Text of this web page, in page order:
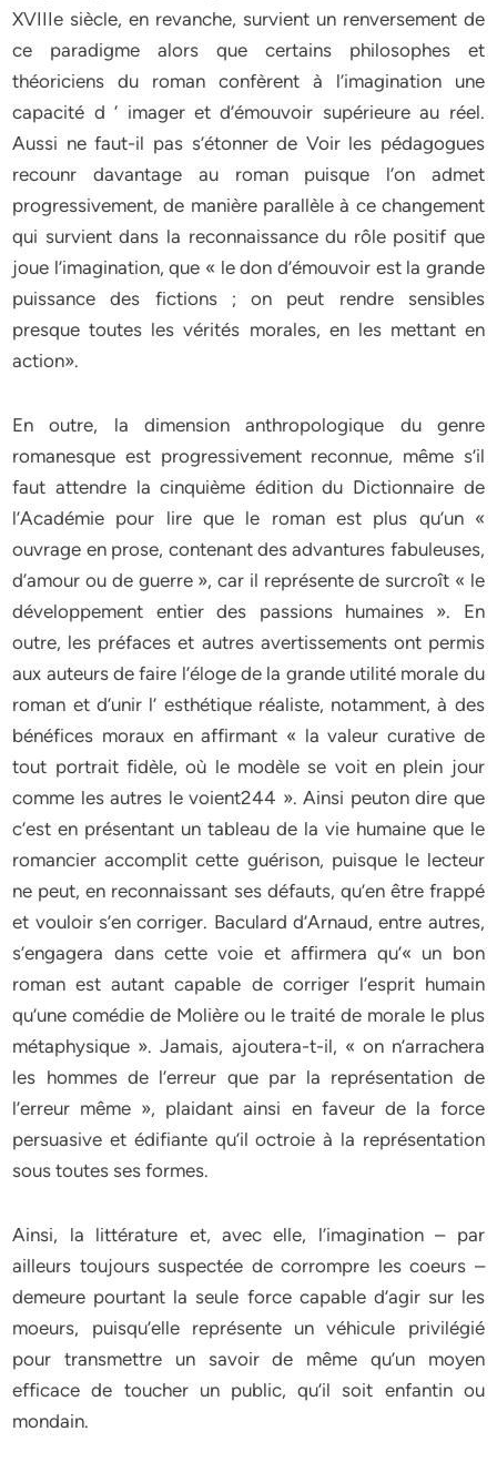
XVIIIe siècle, en revanche, survient un renversement de
ce paradigme alors que certains philosophes et
théoriciens du roman confèrent à l’imagination une
capacité d ‘ imager et d’émouvoir supérieure au réel.
Aussi ne faut-il pas s’étonner de Voir les pédagogues
recounr davantage au roman puisque l’on admet
progressivement, de manière parallèle à ce changement
qui survient dans la reconnaissance du rôle positif que
joue l’imagination, que « le don d’émouvoir est la grande
puissance des fictions ; on peut rendre sensibles
presque toutes les vérités morales, en les mettant en
action».
En outre, la dimension anthropologique du genre
romanesque est progressivement reconnue, même s’il
faut attendre la cinquième édition du Dictionnaire de
l’Académie pour lire que le roman est plus qu’un «
ouvrage en prose, contenant des advantures fabuleuses,
d’amour ou de guerre », car il représente de surcroît « le
développement entier des passions humaines ». En
outre, les préfaces et autres avertissements ont permis
aux auteurs de faire l’éloge de la grande utilité morale du
roman et d’unir l’ esthétique réaliste, notamment, à des
bénéfices moraux en affirmant « la valeur curative de
tout portrait fidèle, où le modèle se voit en plein jour
comme les autres le voient244 ». Ainsi peuton dire que
c’est en présentant un tableau de la vie humaine que le
romancier accomplit cette guérison, puisque le lecteur
ne peut, en reconnaissant ses défauts, qu’en être frappé
et vouloir s’en corriger. Baculard d’Arnaud, entre autres,
s’engagera dans cette voie et affirmera qu’« un bon
roman est autant capable de corriger l’esprit humain
qu’une comédie de Molière ou le traité de morale le plus
métaphysique ». Jamais, ajoutera-t-il, « on n’arrachera
les hommes de l’erreur que par la représentation de
l’erreur même », plaidant ainsi en faveur de la force
persuasive et édifiante qu’il octroie à la représentation
sous toutes ses formes.
Ainsi, la littérature et, avec elle, l’imagination – par
ailleurs toujours suspectée de corrompre les coeurs –
demeure pourtant la seule force capable d’agir sur les
moeurs, puisqu’elle représente un véhicule privilégié
pour transmettre un savoir de même qu’un moyen
efficace de toucher un public, qu’il soit enfantin ou
mondain.